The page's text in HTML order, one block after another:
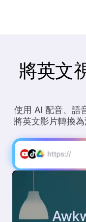
將英文
使用 AI 配音、語
將英文影片轉換